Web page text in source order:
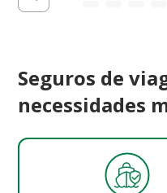
Seguros de
necessidades